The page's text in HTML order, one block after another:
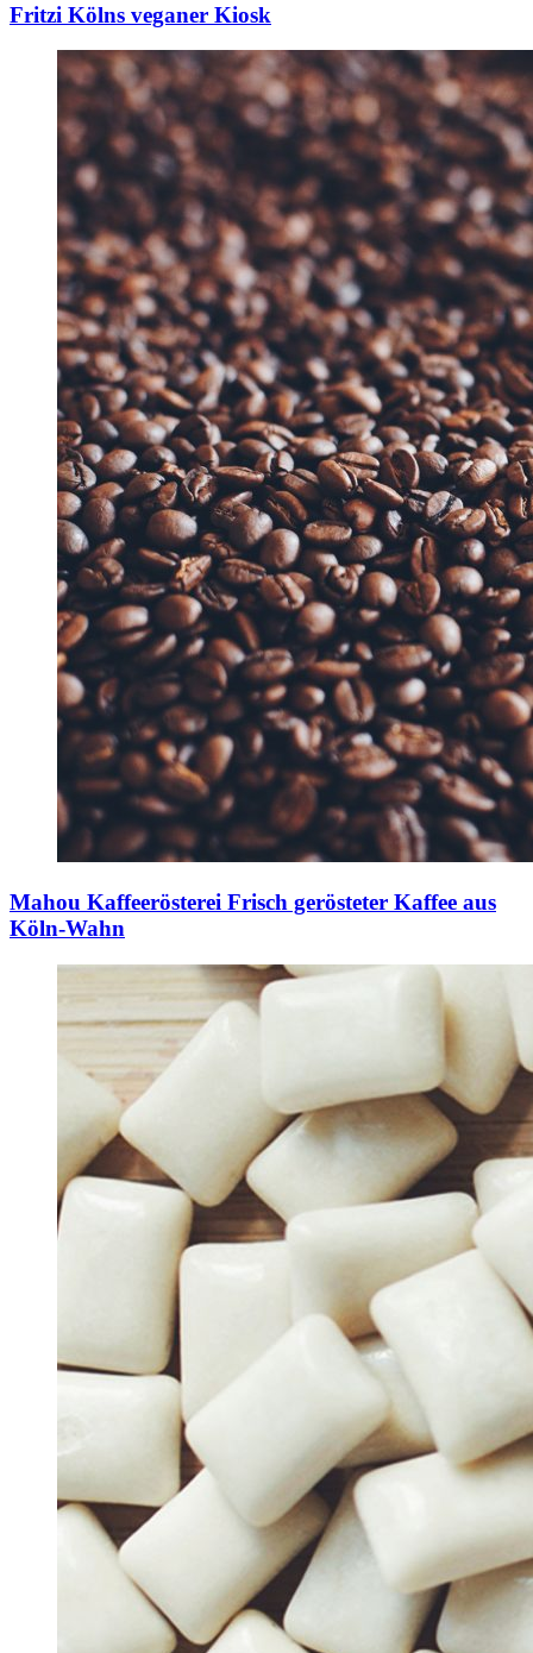
Fritzi Kölns veganer Kiosk
Mahou Kaffeerösterei Frisch gerösteter Kaffee aus
Köln-Wahn